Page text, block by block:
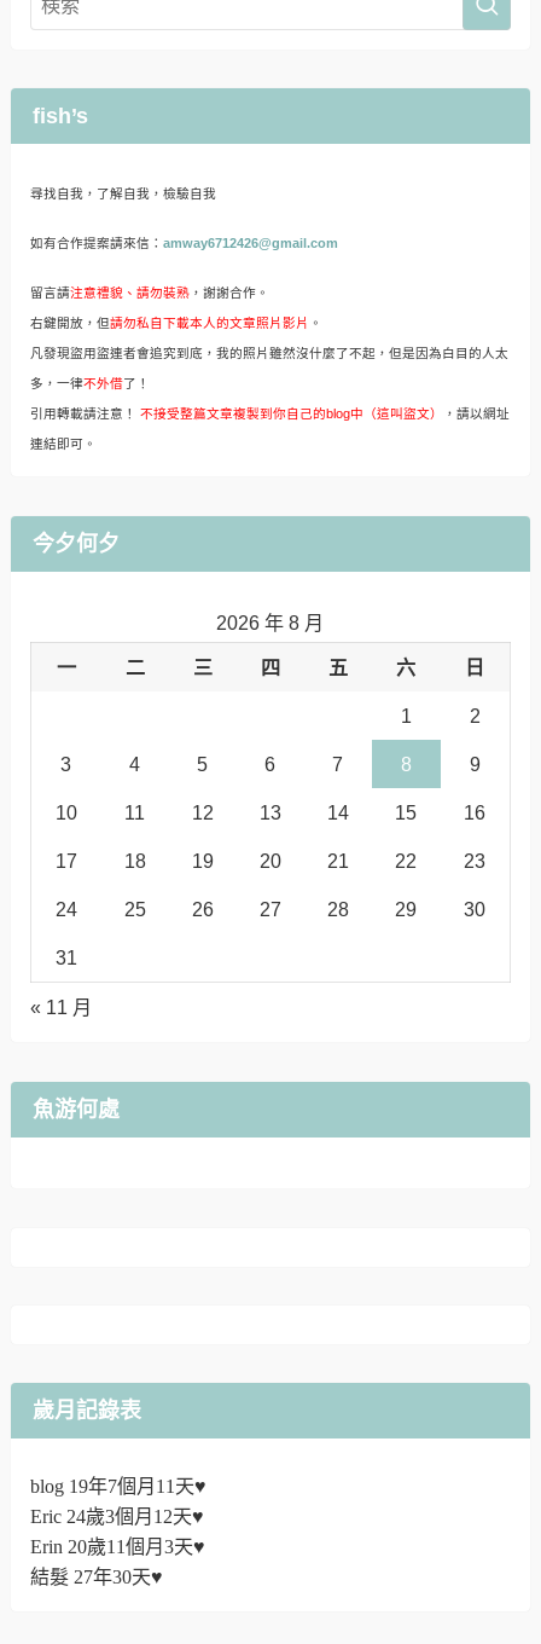
fish’s
尋找自我，了解自我，檢驗自我
如有合作提案請來信： amway6712426@gmail.com
留言請注意禮貌、請勿裝熟，謝謝合作。
右鍵開放，但請勿私自下載本人的文章照片影片 。
凡發現盜用盜連者會追究到底，我的照片雖然沒什麼了不起，但是因為白目的人太
多，一律不外借了！
引用轉載請注意！ 不接受整篇文章複製到你自己的blog中（這叫盜文） ，請以網址
連結即可。
今夕何夕
2026 年 8 月
一 二 三 四 五 六 日
1 2
3 4 5 6 7 8 9
10 11 12 13 14 15 16
17 18 19 20 21 22 23
24 25 26 27 28 29 30
31
« 11 月
魚游何處
歲月記錄表
blog 19年7個月11天♥
Eric 24歲3個月12天♥
Erin 20歲11個月3天♥
結髮 27年30天♥